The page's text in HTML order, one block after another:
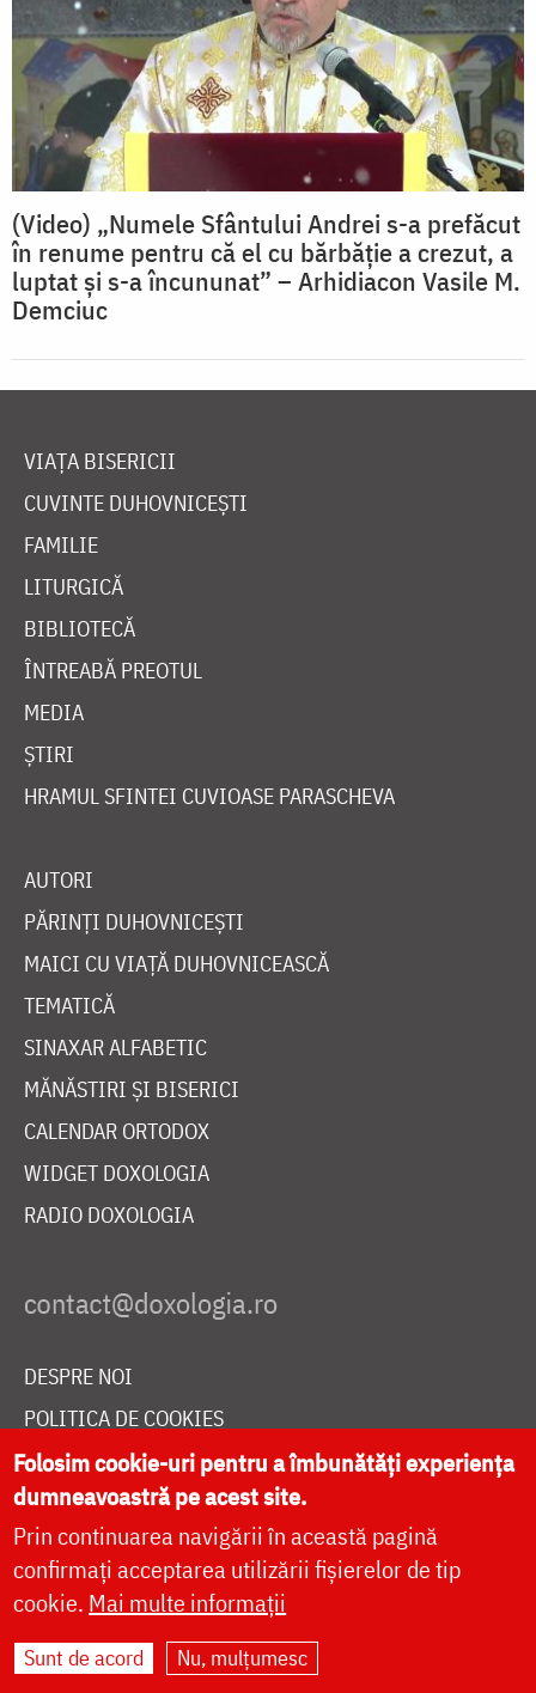
(Video) „Numele Sfântului Andrei s-a prefăcut
în renume pentru că el cu bărbăție a crezut, a
luptat și s-a încununat” – Arhidiacon Vasile M.
Demciuc
VIAȚA BISERICII
CUVINTE DUHOVNICEȘTI
FAMILIE
LITURGICĂ
BIBLIOTECĂ
ÎNTREABĂ PREOTUL
MEDIA
ȘTIRI
HRAMUL SFINTEI CUVIOASE PARASCHEVA
AUTORI
PĂRINȚI DUHOVNICEȘTI
MAICI CU VIAȚĂ DUHOVNICEASCĂ
TEMATICĂ
SINAXAR ALFABETIC
MĂNĂSTIRI ȘI BISERICI
CALENDAR ORTODOX
WIDGET DOXOLOGIA
RADIO DOXOLOGIA
DESPRE NOI
POLITICA DE COOKIES
DONEAZĂ ONLINE PENTRU CATEDRALA NAȚIONALĂ
LIVE
Site dezvoltat deDOXOLOGIA MEDIA
Folosim cookie-uri pentru a îmbunătăți experiența
dumneavoastră pe acest site.
Prin continuarea navigării în această pagină
confirmați acceptarea utilizării fișierelor de tip
cookie. Mai multe informații
Sunt de acord Nu, mulțumesc